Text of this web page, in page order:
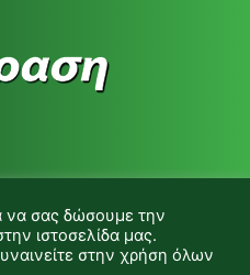
να σας δώσουμε την
ιστοσελίδα μας.
στην χρήση όλων